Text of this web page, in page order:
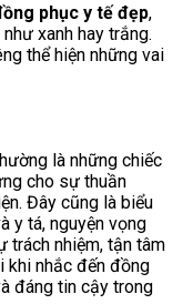
phục y tế đẹp,
xanh hay trắng.
thể hiện những vai
là những chiếc
cho sự thuần
Đây cũng là biểu
y tá, nguyện vọng
trách nhiệm, tận tâm
khi nhắc đến đồng
đáng tin cậy trong